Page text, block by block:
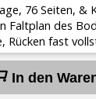
76 Seiten, &
Faltplan des
Rücken fast
In den